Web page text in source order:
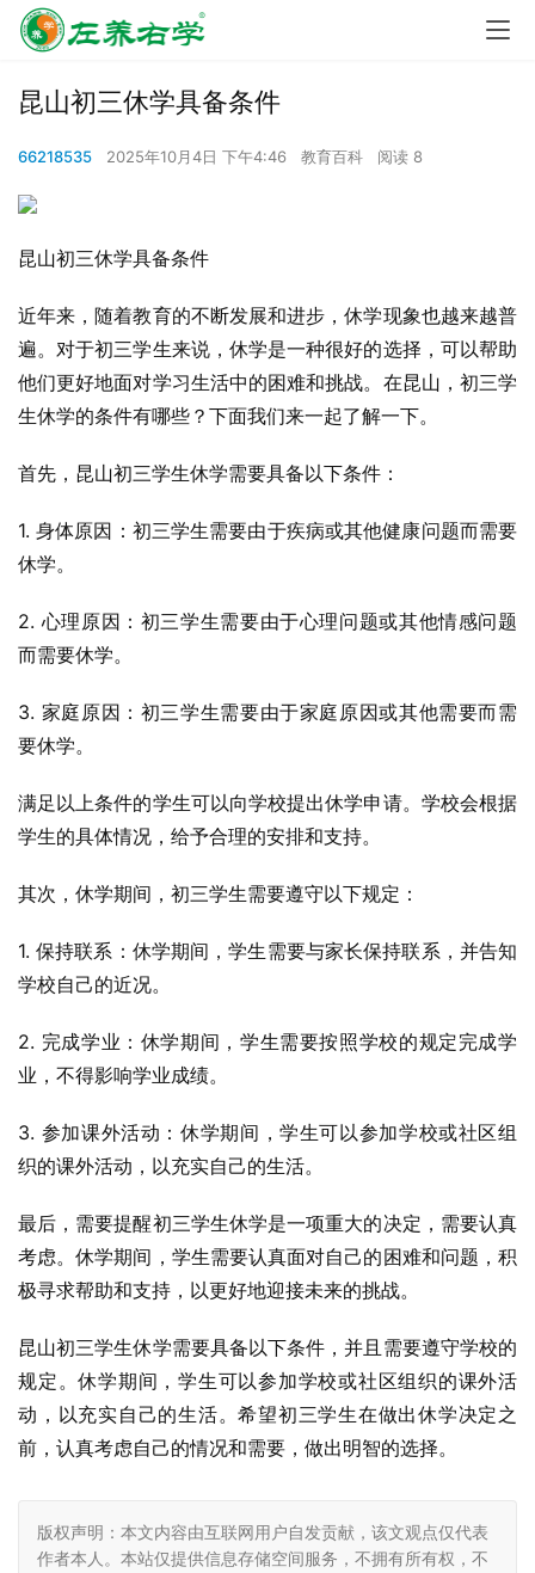
昆山初三休学具备条件
66218535 2025年10月4日 下午4:46 教育百科 阅读 8
昆山初三休学具备条件
近年来，随着教育的不断发展和进步，休学现象也越来越普
遍。对于初三学生来说，休学是一种很好的选择，可以帮助
他们更好地面对学习生活中的困难和挑战。在昆山，初三学
生休学的条件有哪些？下面我们来一起了解一下。
首先，昆山初三学生休学需要具备以下条件：
1. 身体原因：初三学生需要由于疾病或其他健康问题而需要
休学。
2. 心理原因：初三学生需要由于心理问题或其他情感问题
而需要休学。
3. 家庭原因：初三学生需要由于家庭原因或其他需要而需
要休学。
满足以上条件的学生可以向学校提出休学申请。学校会根据
学生的具体情况，给予合理的安排和支持。
其次，休学期间，初三学生需要遵守以下规定：
1. 保持联系：休学期间，学生需要与家长保持联系，并告知
学校自己的近况。
2. 完成学业：休学期间，学生需要按照学校的规定完成学
业，不得影响学业成绩。
3. 参加课外活动：休学期间，学生可以参加学校或社区组
织的课外活动，以充实自己的生活。
最后，需要提醒初三学生休学是一项重大的决定，需要认真
考虑。休学期间，学生需要认真面对自己的困难和问题，积
极寻求帮助和支持，以更好地迎接未来的挑战。
昆山初三学生休学需要具备以下条件，并且需要遵守学校的
规定。休学期间，学生可以参加学校或社区组织的课外活
动，以充实自己的生活。希望初三学生在做出休学决定之
前，认真考虑自己的情况和需要，做出明智的选择。
版权声明：本文内容由互联网用户自发贡献，该文观点仅代表
作者本人。本站仅提供信息存储空间服务，不拥有所有权，不